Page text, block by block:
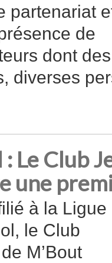
partenariat
de
dont
diverses
Le Club
une
à la Ligue
le Club
M’Bout